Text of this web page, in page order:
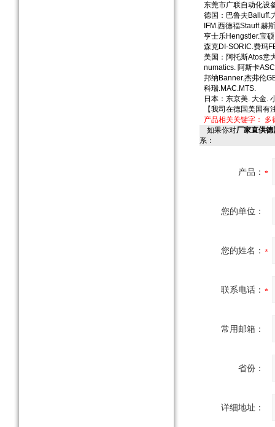
东莞市广联自动化设
德国：巴鲁夫Balluff.
IFM.西德福Stauff.赫
亨士乐Hengstler.宝
森克DI-SORIC.费玛
美国：阿托斯Atos意
numatics. 阿斯卡
邦纳Banner.杰弗伦
科瑞.MAC.MTS.
日本：东京美. 大金.
【我司在德国美国
产品相关关键字： 多
如果你对厂家直供
系：
产品：
您的单位：
您的姓名：
联系电话：
常用邮箱：
省份：
详细地址：